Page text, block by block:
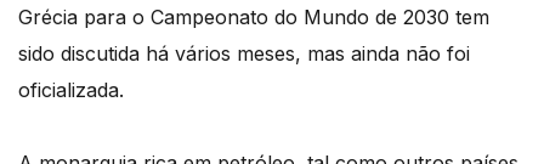
Grécia para o Campeonato do Mundo de 2030 tem
sido discutida há vários meses, mas ainda não foi
oficializada.